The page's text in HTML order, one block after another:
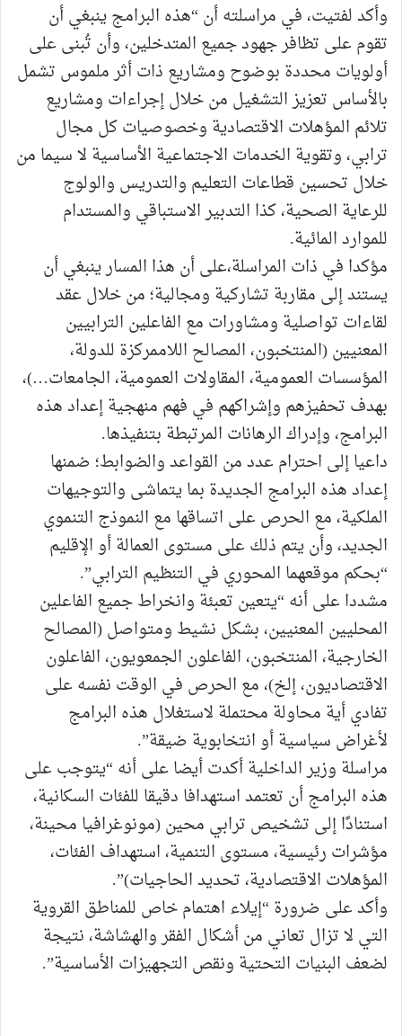
وأكد لفتيت، في مراسلته أن “هذه البرامج ينبغي أن
تقوم على تظافر جهود جميع المتدخلين، وأن تُبنى على
أولويات محددة بوضوح ومشاريع ذات أثر ملموس تشمل
بالأساس تعزيز التشغيل من خلال إجراءات ومشاريع
تلائم المؤهلات الاقتصادية وخصوصيات كل مجال
ترابي، وتقوية الخدمات الاجتماعية الأساسية لا سيما من
خلال تحسين قطاعات التعليم والتدريس والولوج
للرعاية الصحية، كذا التدبير الاستباقي والمستدام
للموارد المائية.
مؤكدا في ذات المراسلة،على أن هذا المسار ينبغي أن
يستند إلى مقاربة تشاركية ومجالية؛ من خلال عقد
لقاءات تواصلية ومشاورات مع الفاعلين الترابيين
المعنيين (المنتخبون، المصالح اللاممركزة للدولة،
المؤسسات العمومية، المقاولات العمومية، الجامعات…)،
بهدف تحفيزهم وإشراكهم في فهم منهجية إعداد هذه
البرامج، وإدراك الرهانات المرتبطة بتنفيذها.
داعيا إلى احترام عدد من القواعد والضوابط؛ ضمنها
إعداد هذه البرامج الجديدة بما يتماشى والتوجيهات
الملكية، مع الحرص على اتساقها مع النموذج التنموي
الجديد، وأن يتم ذلك على مستوى العمالة أو الإقليم
“بحكم موقعهما المحوري في التنظيم الترابي”.
مشددا على أنه “يتعين تعبئة وانخراط جميع الفاعلين
المحليين المعنيين، بشكل نشيط ومتواصل (المصالح
الخارجية، المنتخبون، الفاعلون الجمعويون، الفاعلون
الاقتصاديون، إلخ)، مع الحرص في الوقت نفسه على
تفادي أية محاولة محتملة لاستغلال هذه البرامج
لأغراض سياسية أو انتخابوية ضيقة”.
مراسلة وزير الداخلية أكدت أيضا على أنه “يتوجب على
هذه البرامج أن تعتمد استهدافا دقيقا للفئات السكانية،
استنادًا إلى تشخيص ترابي محين (مونوغرافيا محينة،
مؤشرات رئيسية، مستوى التنمية، استهداف الفئات،
المؤهلات الاقتصادية، تحديد الحاجيات)”.
وأكد على ضرورة “إيلاء اهتمام خاص للمناطق القروية
التي لا تزال تعاني من أشكال الفقر والهشاشة، نتيجة
لضعف البنيات التحتية ونقص التجهيزات الأساسية”.